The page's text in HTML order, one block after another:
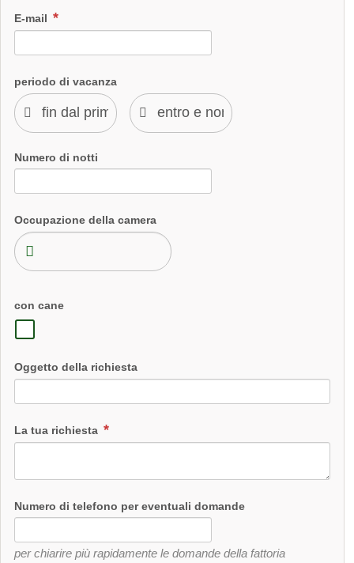
E-mail
periodo di vacanza
Numero di notti
Occupazione della camera
con cane
Oggetto della richiesta
La tua richiesta
Numero di telefono per eventuali domande
per chiarire più rapidamente le domande della fattoria